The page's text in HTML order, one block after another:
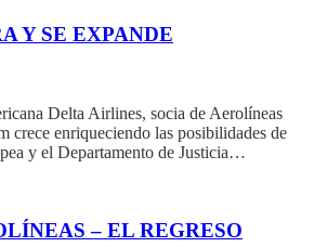
Y SE EXPANDE
Delta Airlines, socia de Aerolíneas
crece enriqueciendo las posibilidades de
y el Departamento de Justicia…
– EL REGRESO